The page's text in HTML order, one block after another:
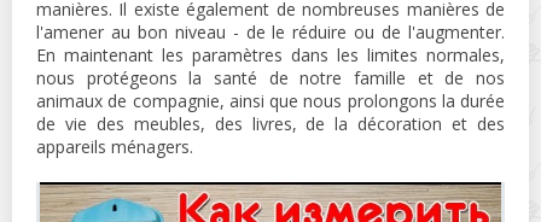
manières. Il existe également de nombreuses manières de
l'amener au bon niveau - de le réduire ou de l'augmenter.
En maintenant les paramètres dans les limites normales,
nous protégeons la santé de notre famille et de nos
animaux de compagnie, ainsi que nous prolongons la durée
de vie des meubles, des livres, de la décoration et des
appareils ménagers.